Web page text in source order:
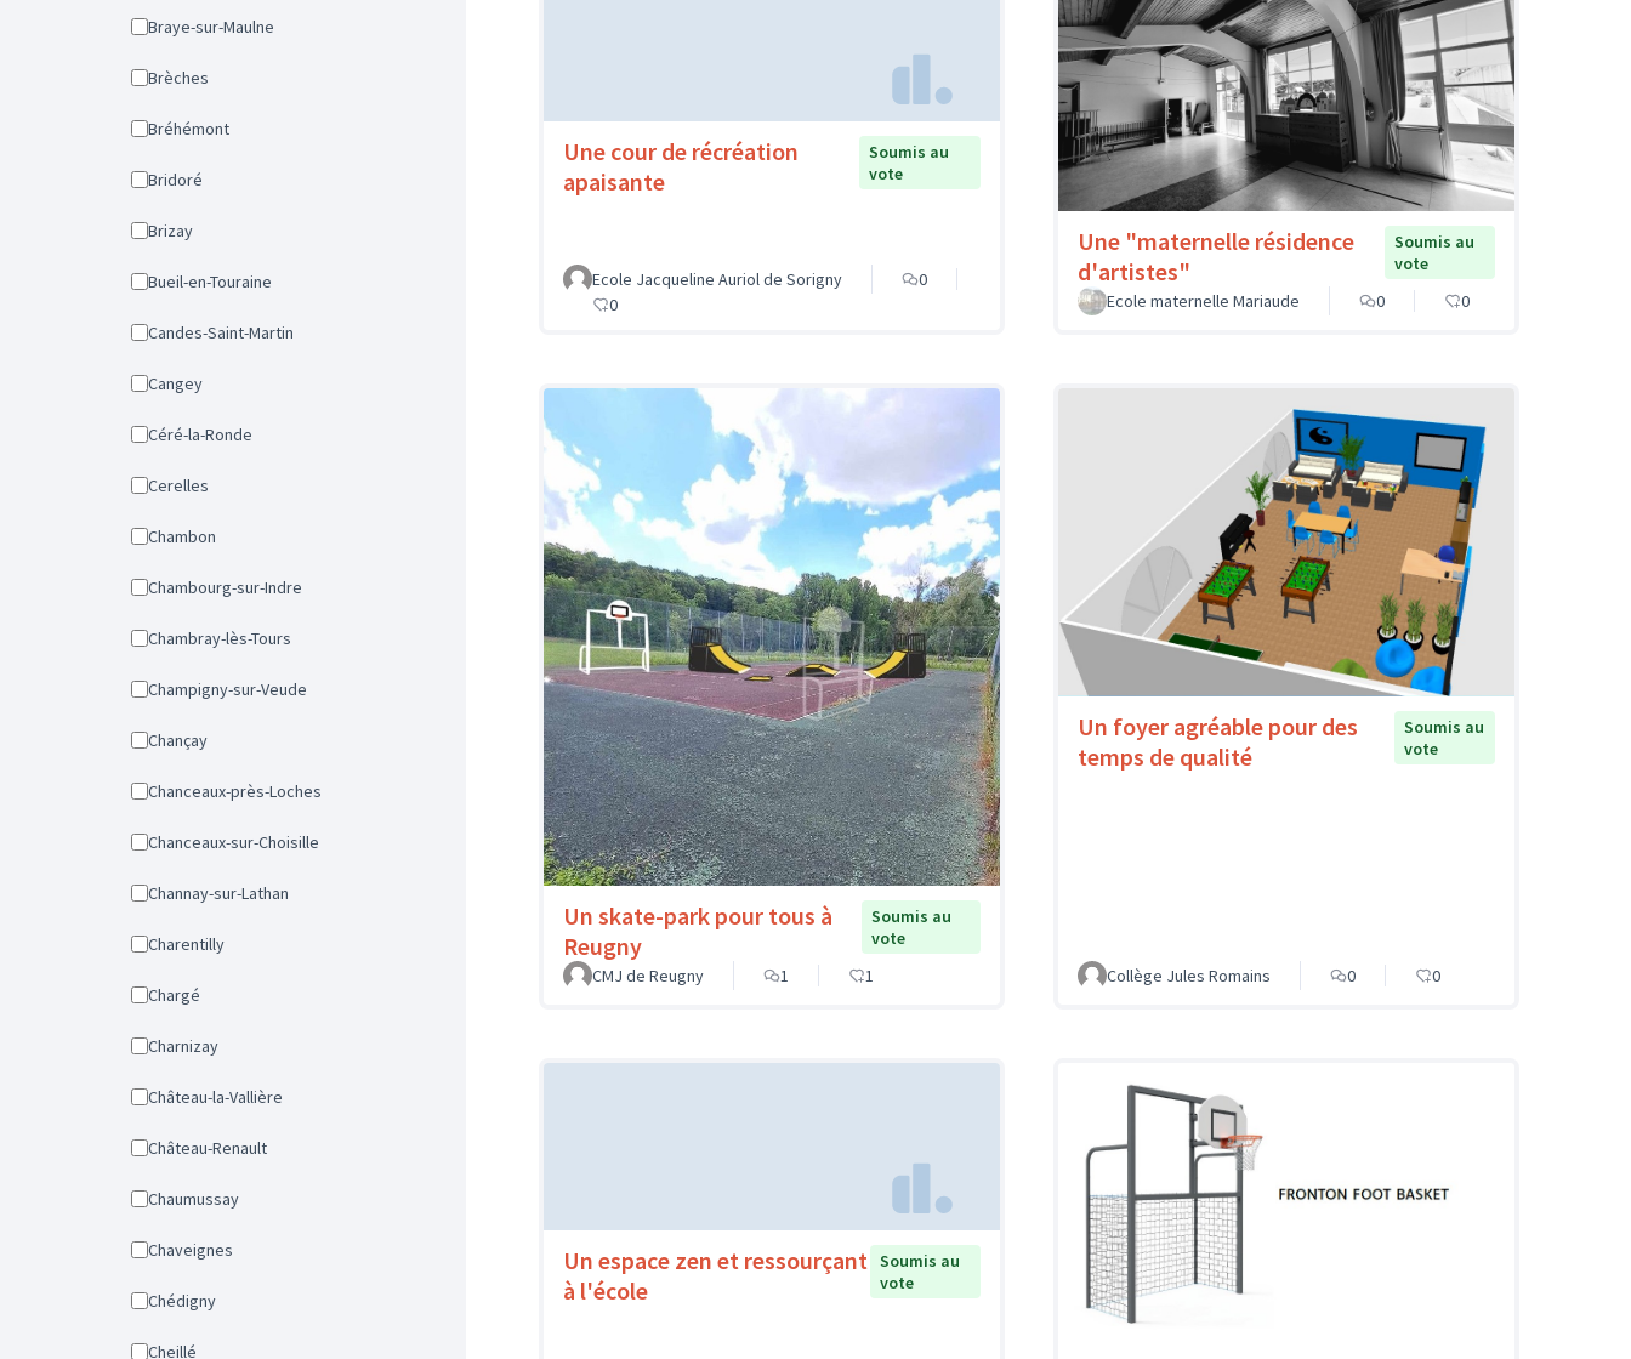
Braye-sur-Maulne
Brèches
Bréhémont
Bridoré
Brizay
Bueil-en-Touraine
Candes-Saint-Martin
Cangey
Céré-la-Ronde
Cerelles
Chambon
Chambourg-sur-Indre
Chambray-lès-Tours
Champigny-sur-Veude
Chançay
Chanceaux-près-Loches
Chanceaux-sur-Choisille
Channay-sur-Lathan
Charentilly
Chargé
Charnizay
Château-la-Vallière
Château-Renault
Chaumussay
Chaveignes
Chédigny
Cheillé
Une cour de récréation
apaisante
Soumis au
vote
Ecole Jacqueline Auriol de Sorigny
0
0
Une "maternelle résidence
d'artistes"
Soumis au
vote
Ecole maternelle Mariaude
0 0
Un skate-park pour tous à
Reugny
Soumis au
vote
CMJ de Reugny
1 1
Un foyer agréable pour des
temps de qualité
Soumis au
vote
Collège Jules Romains 0 0
Un espace zen et ressourçant
à l'école
Soumis au
vote